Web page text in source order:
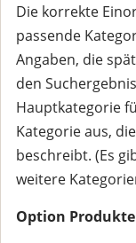
Die korrekte
passende
Angaben, die
den
Hauptkategorie
Kategorie aus,
beschreibt. (Es
weitere
Option